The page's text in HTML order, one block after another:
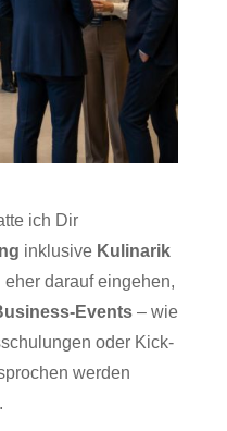
ich Dir
inklusive Kulinarik
darauf eingehen,
Events– wie
oder Kick-
werden